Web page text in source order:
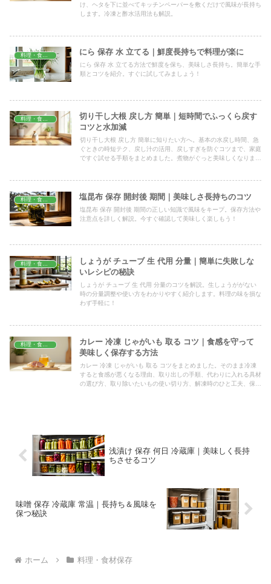
け、ヘタを下に並べてキッチンペーパーを敷くだけで風味が長持ち
します。冷凍と酢水活用法も解説。
にら 保存 水 立てる｜鮮度長持ちで料理が楽に
にら 保存 水 立てる方法で鮮度を保ち、美味しさ長持ち。簡単な手
順とコツを紹介。すぐに試してみましょう！
料理・食材保存
切り干し大根 戻し方 簡単｜短時間でふっくら戻す
コツと水加減
切り干し大根 戻し方 簡単に知りたい方へ。基本の水戻し時間、急
ぐときの時短テク、戻し汁の活用、戻しすぎを防ぐコツまで、家庭
ですぐ試せる手順をまとめました。煮物がぐっと美味しくなりま
料理・食材保存 塩昆布 保存 開封後 期間｜美味しさ長持ちのコツ
塩昆布 保存 開封後 期間の正しい知識で風味をキープ。保存方法や
注意点を詳しく解説。今すぐ確認して美味しく楽しもう！
しょうが チューブ 生 代用 分量｜簡単に失敗しな
いレシピの秘訣
しょうが チューブ 生 代用 分量のコツを解説。生しょうががない
時の分量調整や使い方をわかりやすく紹介します。料理の味を損な
わず手軽に！
カレー 冷凍 じゃがいも 取る コツ｜食感を守って
美味しく保存する方法
カレー 冷凍 じゃがいも 取る コツをまとめました。そのまま冷凍
すると食感が悪くなる理由、取り出しの手順、代わりに入れる具材
の選び方、取り除いたいもの使い切り方、解凍時のひと工夫、保存
浅漬け 保存 何日 冷蔵庫｜美味しく長持
ちさせるコツ
味噌 保存 冷蔵庫 常温｜長持ち＆風味を
保つ秘訣
ホーム 料理・食材保存